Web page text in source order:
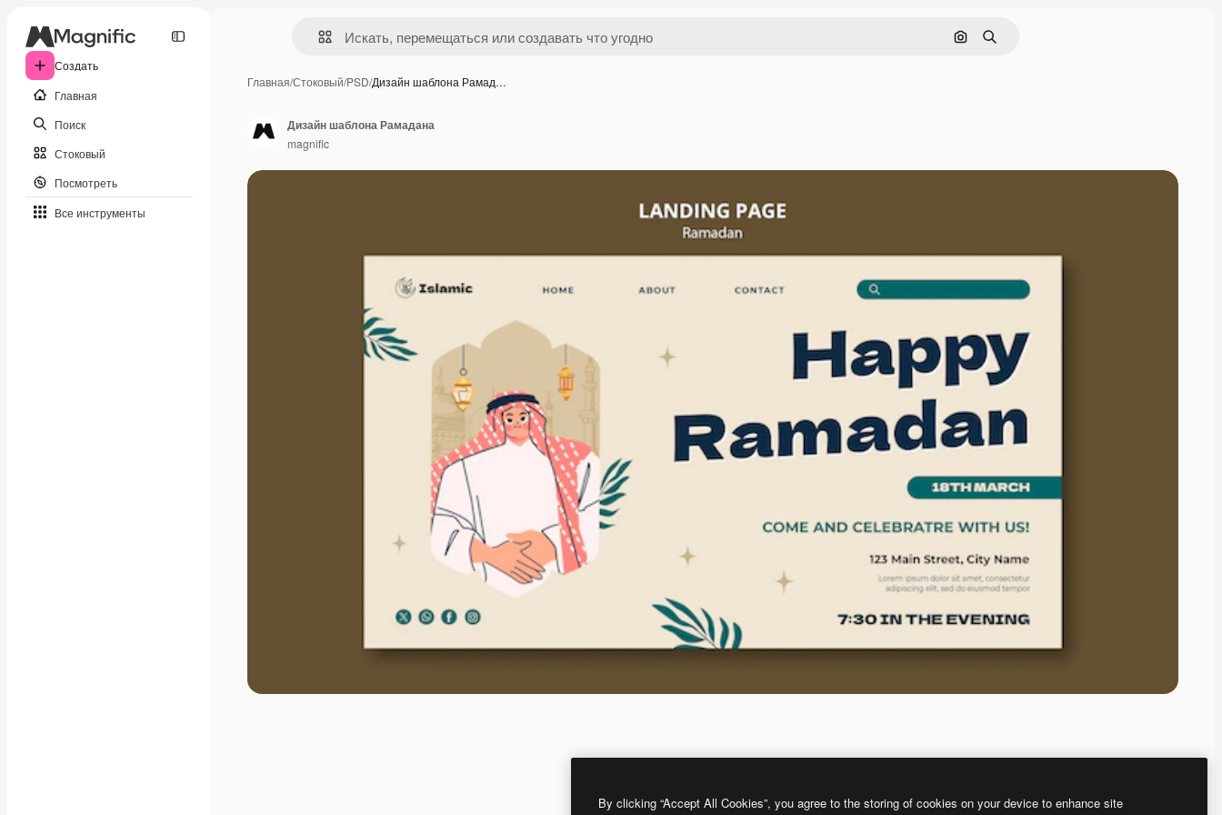
Создать
Главная
Поиск
Стоковый
Посмотреть
Все инструменты
Поиск по изображению
Поиск
Главная/Стоковый/PSD/Дизайн шаблона Рамад…
Дизайн шаблона Рамадана
magnific
By clicking “Accept All Cookies”, you agree to the storing of cookies on your device to enhance site